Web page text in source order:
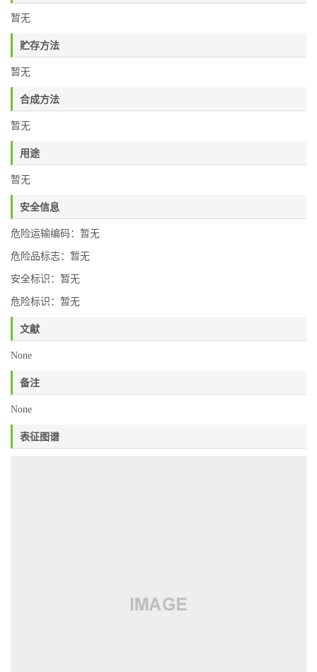
暂无
贮存方法
暂无
合成方法
暂无
用途
暂无
安全信息
危险运输编码：暂无
危险品标志：暂无
安全标识：暂无
危险标识：暂无
文献
None
备注
None
表征图谱